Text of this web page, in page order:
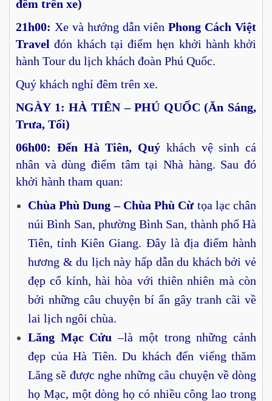
đêm trên xe)
21h00: Xe và hướng dẫn viênPhong Cách Việt
Travel đón khách tại điểm hẹn khởi hành khởi
hành Tour du lịch khách đoàn Phú Quốc.
Quý khách nghỉ đêm trên xe.
NGÀY 1: HÀ TIÊN – PHÚ QUỐC(Ăn Sáng,
Trưa, Tối)
06h00: Đến Hà Tiên, Quý khách vệ sinh cá
nhân và dùng điểm tâm tại Nhà hàng. Sau đó
khởi hành tham quan:
Chùa Phù Dung – Chùa Phù Cừtọa lạc chân
núi Bình San, phường Bình San, thành phố Hà
Tiên, tỉnh Kiên Giang. Đây là địa điểm hành
hương & du lịch này hấp dẫn du khách bởi vẻ
đẹp cổ kính, hài hòa với thiên nhiên mà còn
bởi những câu chuyện bí ẩn gây tranh cãi về
lai lịch ngôi chùa.
Lăng Mạc Cửu –là một trong những cảnh
đẹp của Hà Tiên. Du khách đến viếng thăm
Lăng sẽ được nghe những câu chuyện về dòng
họ Mạc, một dòng họ có nhiều công lao trong